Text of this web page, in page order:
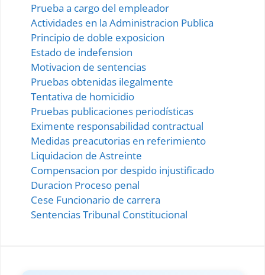
Prueba a cargo del empleador
Actividades en la Administracion Publica
Principio de doble exposicion
Estado de indefension
Motivacion de sentencias
Pruebas obtenidas ilegalmente
Tentativa de homicidio
Pruebas publicaciones periodísticas
Eximente responsabilidad contractual
Medidas preacutorias en referimiento
Liquidacion de Astreinte
Compensacion por despido injustificado
Duracion Proceso penal
Cese Funcionario de carrera
Sentencias Tribunal Constitucional